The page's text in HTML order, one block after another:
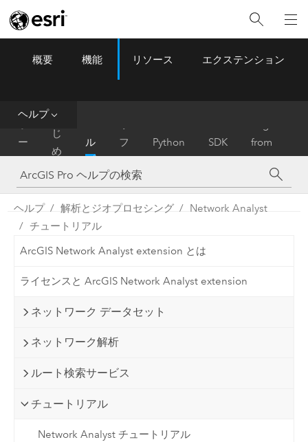
ArcGIS Pro Menu
概要 機能 リソース エクステンション
ヘルプ
ー
ム
は
じ
め
に
ル
プ
フ
ァ
レ
ン
ス
Python SDK
from
ArcMap
ヘルプ 解析とジオプロセシング
Network Analyst
チュートリアル
ArcGIS Network Analyst extension とは
ライセンスと ArcGIS Network Analyst extension
ネットワーク データセット
ネットワーク解析
ルート検索サービス
チュートリアル
Network Analyst チュートリアル